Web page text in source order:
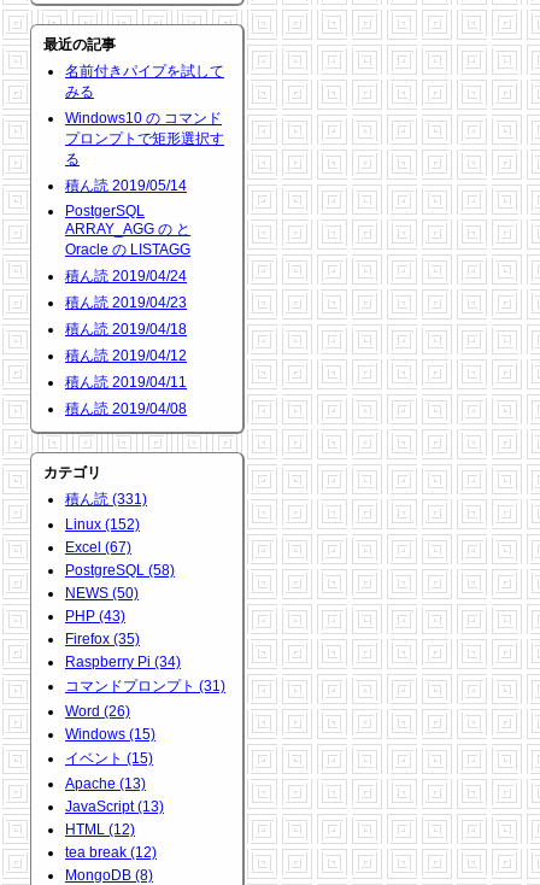
最近の記事
名前付きパイプを試して
みる
Windows10 の コマンド
プロンプトで矩形選択す
る
積ん読 2019/05/14
PostgerSQL
ARRAY_AGG の と
Oracle の LISTAGG
積ん読 2019/04/24
積ん読 2019/04/23
積ん読 2019/04/18
積ん読 2019/04/12
積ん読 2019/04/11
積ん読 2019/04/08
カテゴリ
積ん読 (331)
Linux (152)
Excel (67)
PostgreSQL (58)
NEWS (50)
PHP (43)
Firefox (35)
Raspberry Pi (34)
コマンドプロンプト (31)
Word (26)
Windows (15)
イベント (15)
Apache (13)
JavaScript (13)
HTML (12)
tea break (12)
MongoDB (8)